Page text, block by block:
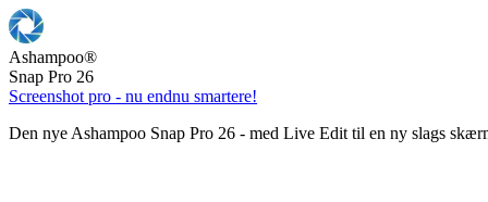
Ashampoo®
Snap Pro 26
Screenshot pro - nu endnu smartere!
Den nye Ashampoo Snap Pro 26 - med Live Edit til en ny slags